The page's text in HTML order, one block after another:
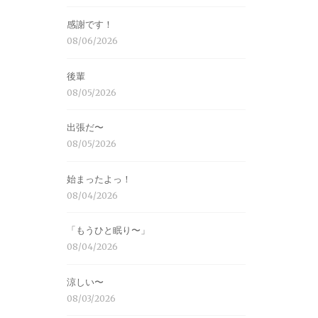
感謝です！
08/06/2026
後輩
08/05/2026
出張だ〜
08/05/2026
始まったよっ！
08/04/2026
「もうひと眠り〜」
08/04/2026
涼しい〜
08/03/2026